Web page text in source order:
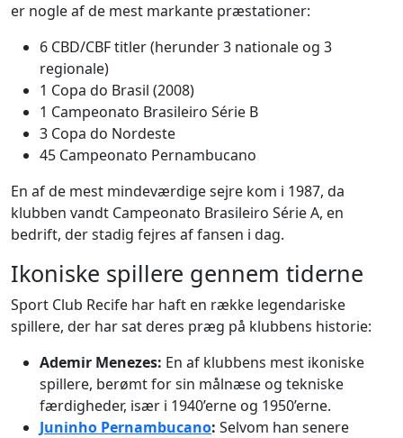
er nogle af de mest markante præstationer:
6 CBD/CBF titler (herunder 3 nationale og 3
regionale)
1 Copa do Brasil (2008)
1 Campeonato Brasileiro Série B
3 Copa do Nordeste
45 Campeonato Pernambucano
En af de mest mindeværdige sejre kom i 1987, da
klubben vandt Campeonato Brasileiro Série A, en
bedrift, der stadig fejres af fansen i dag.
Ikoniske spillere gennem tiderne
Sport Club Recife har haft en række legendariske
spillere, der har sat deres præg på klubbens historie:
Ademir Menezes: En af klubbens mest ikoniske
spillere, berømt for sin målnæse og tekniske
færdigheder, især i 1940’erne og 1950’erne.
Juninho Pernambucano: Selvom han senere